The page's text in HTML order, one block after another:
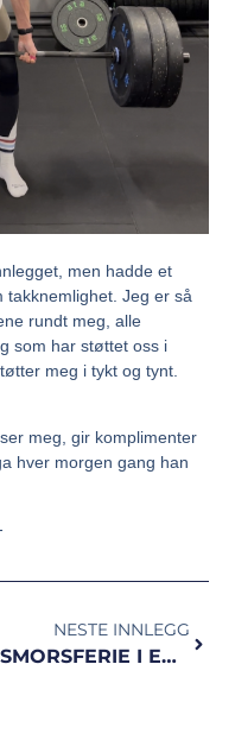
men hadde et
takknemlighet. Jeg er så
rundt meg, alle
som har støttet oss i
meg i tykt og tynt.
meg, gir komplimenter
hver morgen gang han
NESTE INNLEGG
HUSMORSFERIE I EGET HUS!